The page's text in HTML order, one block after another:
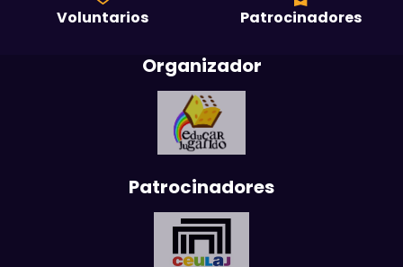
Voluntarios Patrocinadores
Organizador
Patrocinadores